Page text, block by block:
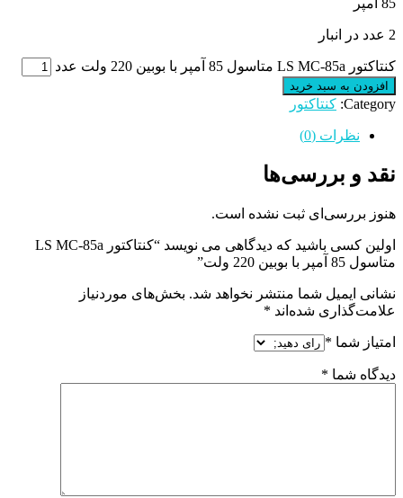
85 آمپر
2 عدد در انبار
کنتاکتور LS MC-85a متاسول 85 آمپر با بوبین 220 ولت عدد
افزودن به سبد خرید
Category: کنتاکتور
نظرات (0)
نقد و بررسی‌ها
هنوز بررسی‌ای ثبت نشده است.
اولین کسی باشید که دیدگاهی می نویسد “کنتاکتور LS MC-85a
متاسول 85 آمپر با بوبین 220 ولت”
نشانی ایمیل شما منتشر نخواهد شد. بخش‌های موردنیاز
علامت‌گذاری شده‌اند *
امتیاز شما *
دیدگاه شما *